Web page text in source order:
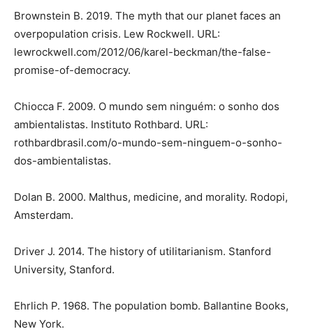
Brownstein B. 2019. The myth that our planet faces an
overpopulation crisis. Lew Rockwell. URL:
lewrockwell.com/2012/06/karel-beckman/the-false-
promise-of-democracy.
Chiocca F. 2009. O mundo sem ninguém: o sonho dos
ambientalistas. Instituto Rothbard. URL:
rothbardbrasil.com/o-mundo-sem-ninguem-o-sonho-
dos-ambientalistas.
Dolan B. 2000. Malthus, medicine, and morality. Rodopi,
Amsterdam.
Driver J. 2014. The history of utilitarianism. Stanford
University, Stanford.
Ehrlich P. 1968. The population bomb. Ballantine Books,
New York.